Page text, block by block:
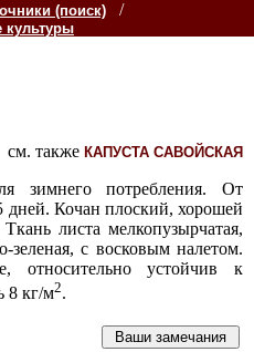
(поиск) /
см. также КАПУСТА САВОЙСКАЯ
зимнего потребления. От
дней. Кочан плоский, хорошей
листа мелкопузырчатая,
зеленая, с восковым налетом.
относительно устойчив к
8 кг/м2.